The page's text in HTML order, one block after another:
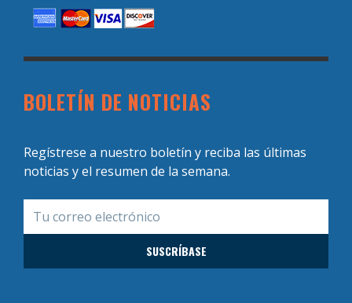
BOLETÍN DE NOTICIAS
Regístrese a nuestro boletín y reciba las últimas
noticias y el resumen de la semana.